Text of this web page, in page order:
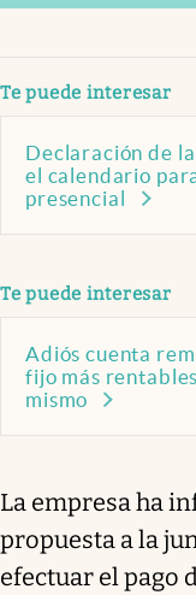
Te puede interesar
Declaración de
el calendario
presencial
Te puede interesar
Adiós cuenta
fijo más
mismo
La empresa ha
propuesta a la
efectuar el pago